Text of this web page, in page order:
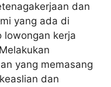
dan
yang ada di
lowongan kerja
yang memasang
dan